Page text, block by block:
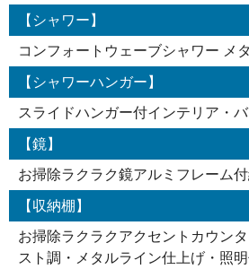
【シャワー】
コンフォートウェーブシャワー メ
【シャワーハンガー】
スライドハンガー付インテリア・
【鏡】
お掃除ラクラク鏡アルミフレーム
【収納棚】
お掃除ラクラクアクセントカウン
スト調・メタルライン仕上げ・照